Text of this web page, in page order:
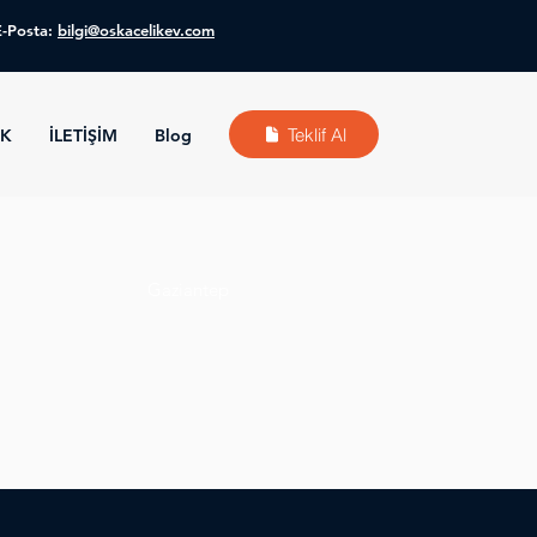
Posta: bilgi@oskacelikev.com
İLETİŞİM Blog Teklif Al